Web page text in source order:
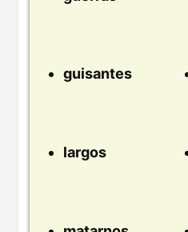
guisantes
largos